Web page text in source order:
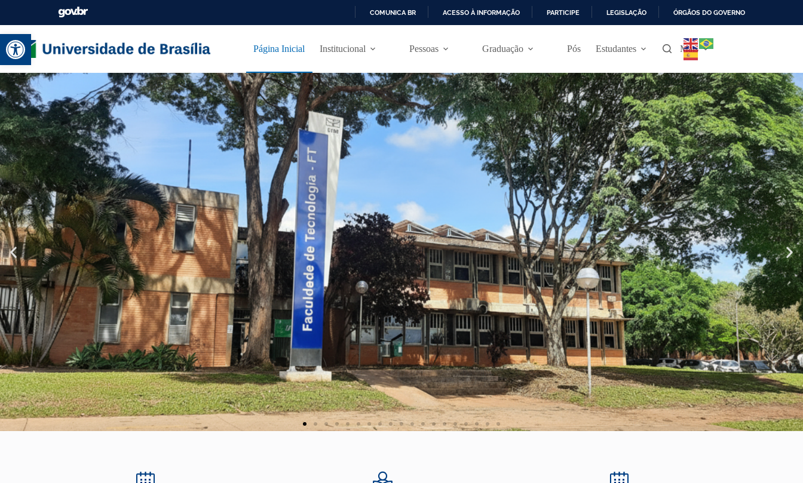
Abrir a barra de ferramentas
R
A
O
C
O
T
E
COMUNICA BR ACESSO À INFORMAÇÃO PARTICIPE LEGISLAÇÃO ÓRGÃOS DO GOVERNO
Página Inicial Institucional Pessoas Graduação Pós Estudantes Mais